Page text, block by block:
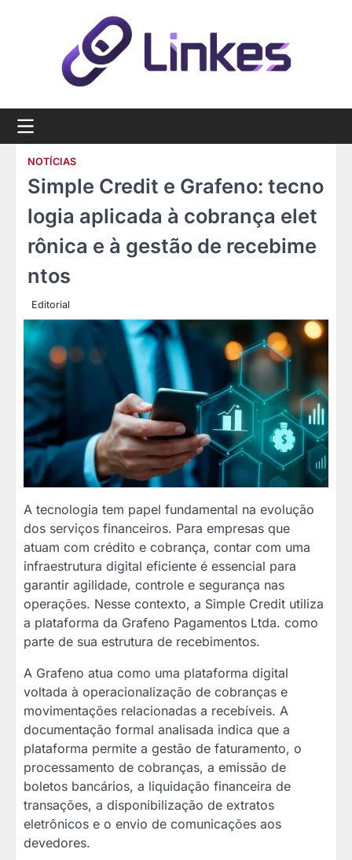
NOTÍCIAS
Simple Credit e Grafeno: tecno
logia aplicada à cobrança elet
rônica e à gestão de recebime
ntos
Editorial
A tecnologia tem papel fundamental na evolução
dos serviços financeiros. Para empresas que
atuam com crédito e cobrança, contar com uma
infraestrutura digital eficiente é essencial para
garantir agilidade, controle e segurança nas
operações. Nesse contexto, a Simple Credit utiliza
a plataforma da Grafeno Pagamentos Ltda. como
parte de sua estrutura de recebimentos.
A Grafeno atua como uma plataforma digital
voltada à operacionalização de cobranças e
movimentações relacionadas a recebíveis. A
documentação formal analisada indica que a
plataforma permite a gestão de faturamento, o
processamento de cobranças, a emissão de
boletos bancários, a liquidação financeira de
transações, a disponibilização de extratos
eletrônicos e o envio de comunicações aos
devedores.